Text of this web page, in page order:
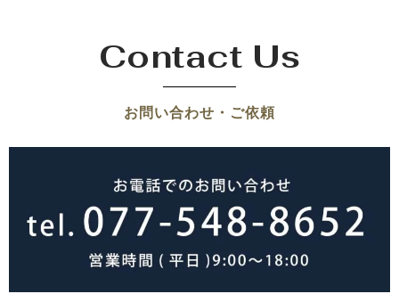
Contact Us
お問い合わせ・ご依頼